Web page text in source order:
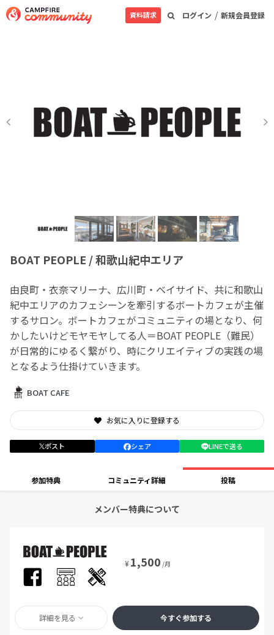
ログイン / 新規会員登録
資料請求
BOAT PEOPLE / 和歌山紀中エリア
由良町・衣奈マリーナ、広川町・ベイサイド、共に和歌山
紀中エリアのカフェシーンを牽引するボートカフェが主催
するサロン。ボートカフェがコミュニティの場となり、何
かしたいけどモヤモヤしてる人＝BOAT PEOPLE（難民）
が日常的にゆるく繋がり、時にクリエイティブの実践の場
となるよう仕掛けていきます。
BOAT CAFE
お気に入りに登録する
ポスト シェア LINEで送る
参加特典 コミュニティ詳細 投稿
メンバー特典について
¥1,500 /月
詳細を見る 今すぐ参加する